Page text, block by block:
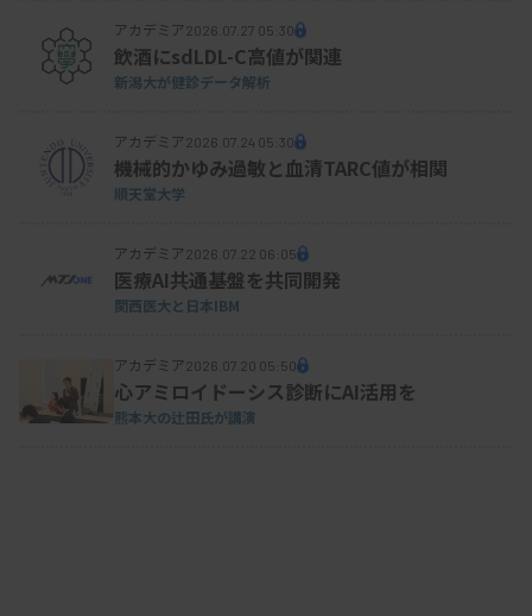
アカデミア 2026.07.27 05:30
飲酒にsdLDL-C高値が関連
新潟大が健診データ解析
アカデミア 2026.07.24 05:30
機械的かゆみ過敏と血清TARC値が相関
順天堂大学
アカデミア 2026.07.22 06:05
医療AI共通基盤を共同開発
関西医大と日本IBM
アカデミア 2026.07.20 05:50
心アミロイドーシス診断にAI活用を
熊本大の辻田氏が講演